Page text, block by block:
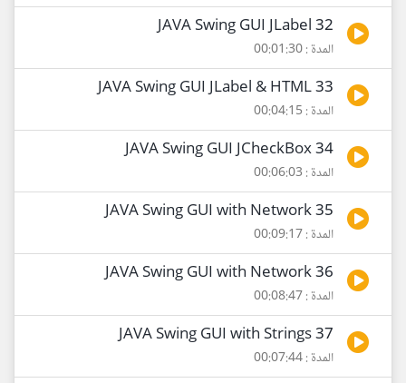
32 JAVA Swing GUI JLabel
المدة : 00:01:30
33 JAVA Swing GUI JLabel & HTML
المدة : 00:04:15
34 JAVA Swing GUI JCheckBox
المدة : 00:06:03
35 JAVA Swing GUI with Network
المدة : 00:09:17
36 JAVA Swing GUI with Network
المدة : 00:08:47
37 JAVA Swing GUI with Strings
المدة : 00:07:44